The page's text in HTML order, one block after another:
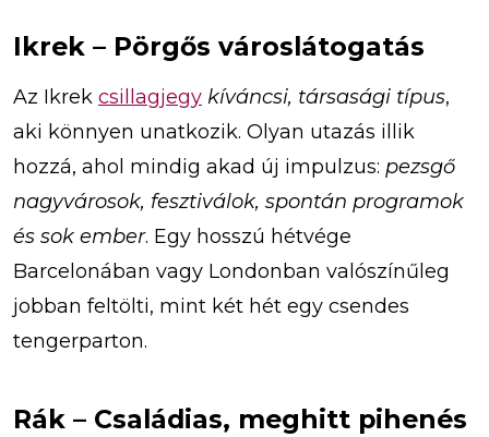
Ikrek – Pörgős városlátogatás
Az Ikrek csillagjegy kíváncsi, társasági típus,
aki könnyen unatkozik. Olyan utazás illik
hozzá, ahol mindig akad új impulzus: pezsgő
nagyvárosok, fesztiválok, spontán programok
és sok ember. Egy hosszú hétvége
Barcelonában vagy Londonban valószínűleg
jobban feltölti, mint két hét egy csendes
tengerparton.
Rák – Családias, meghitt pihenés